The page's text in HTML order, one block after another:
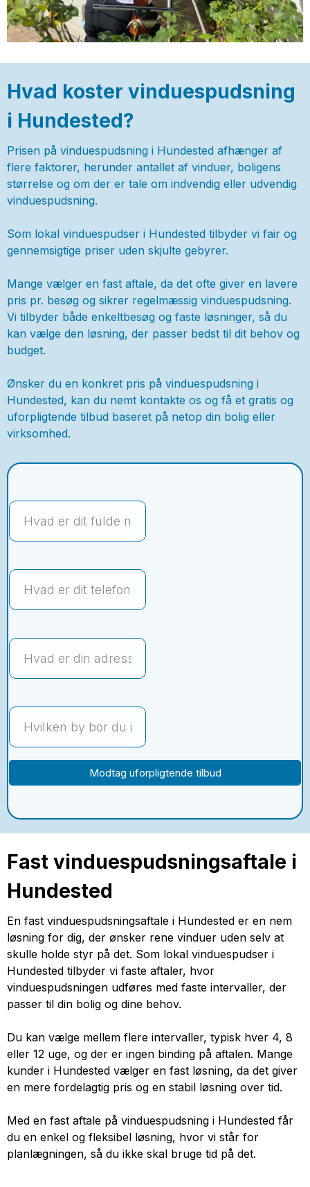
Hvad koster vinduespudsning
i Hundested?
Prisen på vinduespudsning i Hundested afhænger af
flere faktorer, herunder antallet af vinduer, boligens
størrelse og om der er tale om indvendig eller udvendig
vinduespudsning.
Som lokal vinduespudser i Hundested tilbyder vi fair og
gennemsigtige priser uden skjulte gebyrer.
Mange vælger en fast aftale, da det ofte giver en lavere
pris pr. besøg og sikrer regelmæssig vinduespudsning.
Vi tilbyder både enkeltbesøg og faste løsninger, så du
kan vælge den løsning, der passer bedst til dit behov og
budget.
Ønsker du en konkret pris på vinduespudsning i
Hundested, kan du nemt kontakte os og få et gratis og
uforpligtende tilbud baseret på netop din bolig eller
virksomhed.
Modtag uforpligtende tilbud
Fast vinduespudsningsaftale i
Hundested
En fast vinduespudsningsaftale i Hundested er en nem
løsning for dig, der ønsker rene vinduer uden selv at
skulle holde styr på det. Som lokal vinduespudser i
Hundested tilbyder vi faste aftaler, hvor
vinduespudsningen udføres med faste intervaller, der
passer til din bolig og dine behov.
Du kan vælge mellem flere intervaller, typisk hver 4, 8
eller 12 uge, og der er ingen binding på aftalen. Mange
kunder i Hundested vælger en fast løsning, da det giver
en mere fordelagtig pris og en stabil løsning over tid.
Med en fast aftale på vinduespudsning i Hundested får
du en enkel og fleksibel løsning, hvor vi står for
planlægningen, så du ikke skal bruge tid på det.